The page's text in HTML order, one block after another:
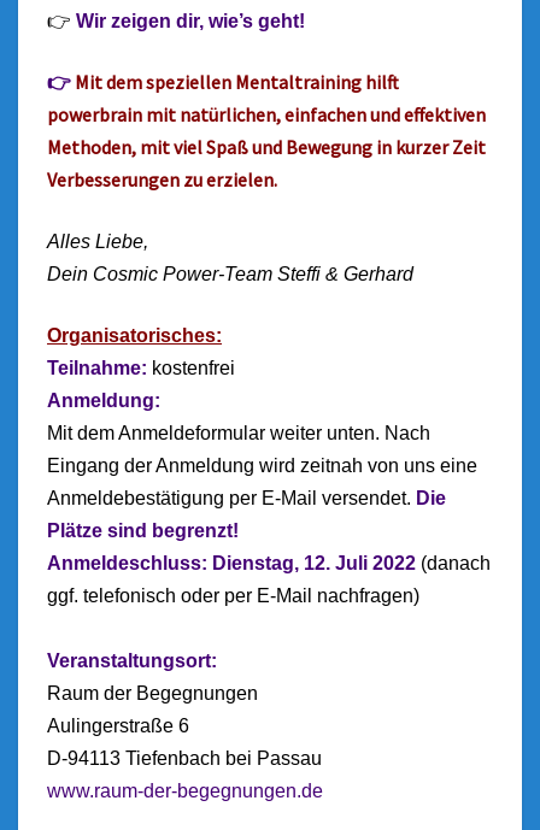
👉 Wir zeigen dir, wie’s geht!
👉 Mit dem speziellen Mentaltraining hilft
powerbrain mit natürlichen, einfachen und effektiven
Methoden, mit viel Spaß und Bewegung in kurzer Zeit
Verbesserungen zu erzielen.
Alles Liebe,
Dein Cosmic Power-Team Steffi & Gerhard
Organisatorisches:
Teilnahme: kostenfrei
Anmeldung:
Mit dem Anmeldeformular weiter unten. Nach
Eingang der Anmeldung wird zeitnah von uns eine
Anmeldebestätigung per E-Mail versendet. Die
Plätze sind begrenzt!
Anmeldeschluss: Dienstag, 12. Juli 2022 (danach
ggf. telefonisch oder per E-Mail nachfragen)
Veranstaltungsort:
Raum der Begegnungen
Aulingerstraße 6
D-94113 Tiefenbach bei Passau
www.raum-der-begegnungen.de